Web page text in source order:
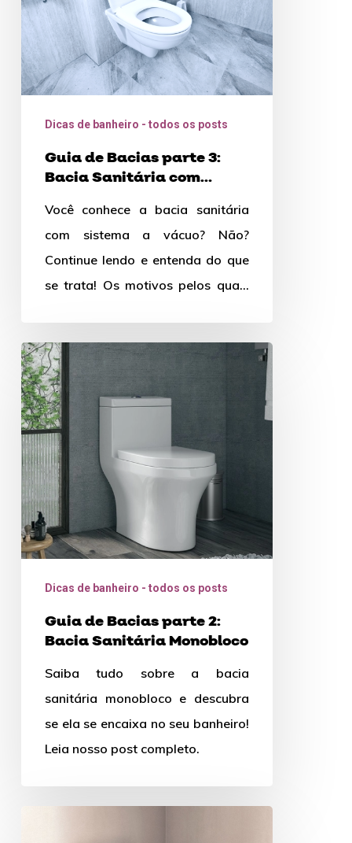
Bacia
Sanitária
com
Sistema
Dicas de banheiro - todos os posts
Guia de Bacias parte 3:
Bacia Sanitária com
Você conhece a bacia sanitária
com sistema a vácuo? Não?
Continue lendo e entenda do que
se trata! Os motivos pelos quais
Guia
de
Bacias
parte
2:
Bacia
Sanitária
Monobloco
Dicas de banheiro - todos os posts
Guia de Bacias parte 2:
Bacia Sanitária Monobloco
Saiba tudo sobre a bacia
sanitária monobloco e descubra
se ela se encaixa no seu banheiro!
Leia nosso post completo.